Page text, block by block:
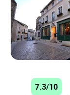
7.3/10